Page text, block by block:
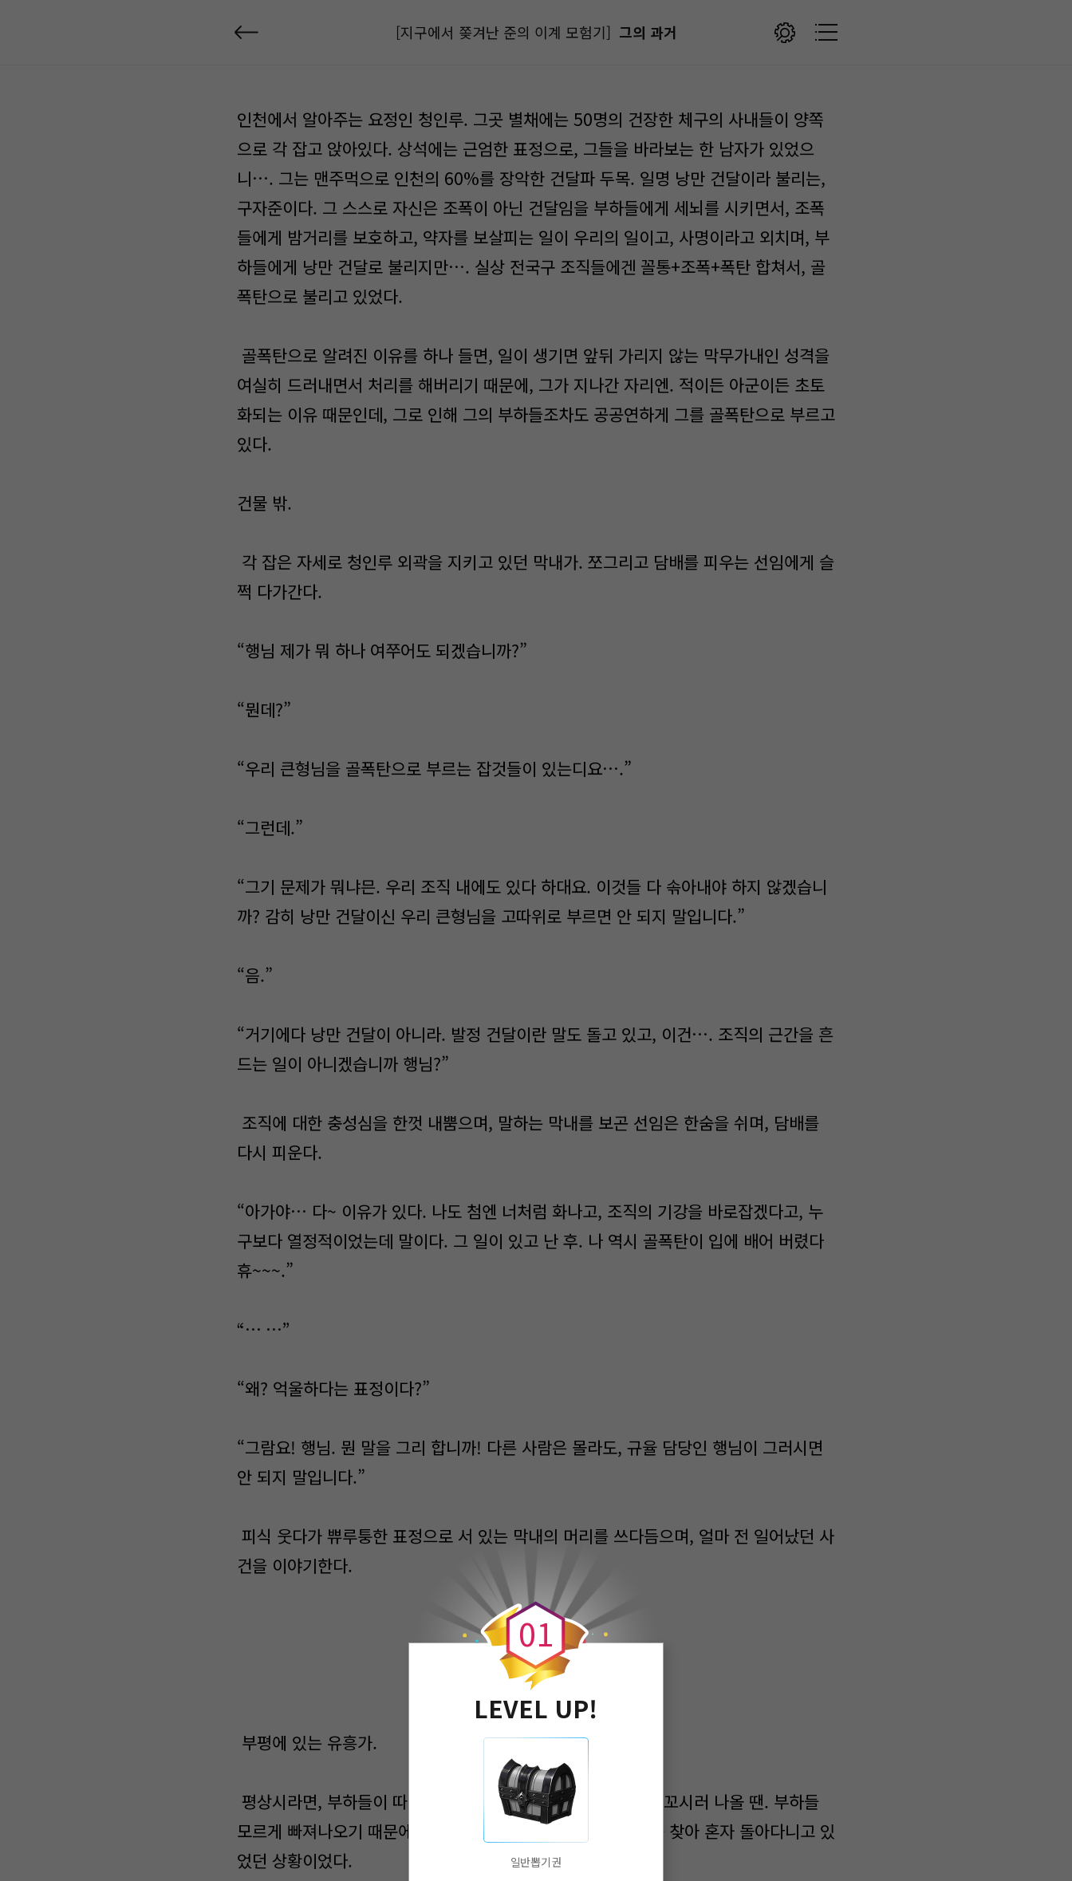
[지구에서 쫒겨난 준의 이계 모험기] 그의 과거
인천에서 알아주는 요정인 청인루. 그곳 별채에는 50명의 건장한 체구의 사내들이 양쪽
으로 각 잡고 앉아있다. 상석에는 근엄한 표정으로, 그들을 바라보는 한 남자가 있었으
니…. 그는 맨주먹으로 인천의 60%를 장악한 건달파 두목. 일명 낭만 건달이라 불리는,
구자준이다. 그 스스로 자신은 조폭이 아닌 건달임을 부하들에게 세뇌를 시키면서, 조폭
들에게 밤거리를 보호하고, 약자를 보살피는 일이 우리의 일이고, 사명이라고 외치며, 부
하들에게 낭만 건달로 불리지만…. 실상 전국구 조직들에겐 꼴통+조폭+폭탄 합쳐서, 골
폭탄으로 불리고 있었다.
골폭탄으로 알려진 이유를 하나 들면, 일이 생기면 앞뒤 가리지 않는 막무가내인 성격을
여실히 드러내면서 처리를 해버리기 때문에, 그가 지나간 자리엔. 적이든 아군이든 초토
화되는 이유 때문인데, 그로 인해 그의 부하들조차도 공공연하게 그를 골폭탄으로 부르고
있다.
건물 밖.
각 잡은 자세로 청인루 외곽을 지키고 있던 막내가. 쪼그리고 담배를 피우는 선임에게 슬
쩍 다가간다.
“행님 제가 뭐 하나 여쭈어도 되겠습니까?”
“뭔데?”
“우리 큰형님을 골폭탄으로 부르는 잡것들이 있는디요….”
“그런데.”
“그기 문제가 뭐냐믄. 우리 조직 내에도 있다 하대요. 이것들 다 솎아내야 하지 않겠습니
까? 감히 낭만 건달이신 우리 큰형님을 고따위로 부르면 안 되지 말입니다.”
“음.”
“거기에다 낭만 건달이 아니라. 발정 건달이란 말도 돌고 있고, 이건…. 조직의 근간을 흔
드는 일이 아니겠습니까 행님?”
조직에 대한 충성심을 한껏 내뿜으며, 말하는 막내를 보곤 선임은 한숨을 쉬며, 담배를
다시 피운다.
“아가야… 다~ 이유가 있다. 나도 첨엔 너처럼 화나고, 조직의 기강을 바로잡겠다고, 누
구보다 열정적이었는데 말이다. 그 일이 있고 난 후. 나 역시 골폭탄이 입에 배어 버렸다
휴~~~.”
“… …”
“왜? 억울하다는 표정이다?”
“그람요! 행님. 뭔 말을 그리 합니까! 다른 사람은 몰라도, 규율 담당인 행님이 그러시면
안 되지 말입니다.”
피식 웃다가 쀼루퉁한 표정으로 서 있는 막내의 머리를 쓰다듬으며, 얼마 전 일어났던 사
건을 이야기한다.
부평에 있는 유흥가.
평상시라면, 부하들이 따라붙어서, 자준을 경호하지만, 여자를 꼬시러 나올 땐. 부하들
모르게 빠져나오기 때문에, 머릿속 레이더를 풀가동하고 여자를 찾아 혼자 돌아다니고 있
었던 상황이었다.
0
0
1
LEVEL UP!
일반뽑기권